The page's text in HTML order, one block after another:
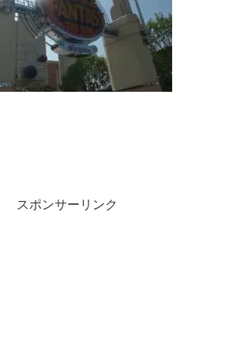
スポンサーリンク